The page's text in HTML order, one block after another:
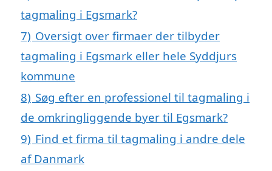
tagmaling i Egsmark?
7) Oversigt over firmaer der tilbyder
tagmaling i Egsmark eller hele Syddjurs
kommune
8) Søg efter en professionel til tagmaling i
de omkringliggende byer til Egsmark?
9) Find et firma til tagmaling i andre dele
af Danmark